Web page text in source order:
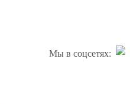
Мы в соцсетях: